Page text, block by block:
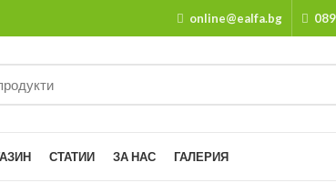
online@ealfa.bg
СТАТИИ ЗА НАС ГАЛЕРИЯ